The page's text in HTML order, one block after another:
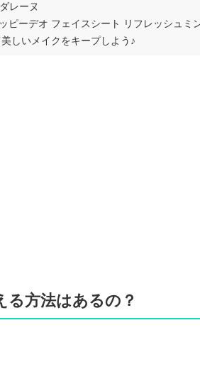
レーヌ
ピーデオ フェイスシート リフレッシュミ
しいメイクをキープしよう♪
る方法はあるの？